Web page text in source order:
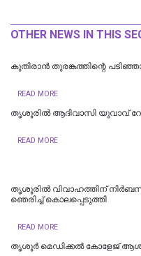
OTHER NEWS IN THIS
കുതിരാൻ തുരങ്കത്തിന്റെ
READ MORE
തൃശൂരിൽ ആദിവാസി യുവാവ്
READ MORE
തൃശൂരിൽ വിവാഹത്തിന്
ഞെരിച്ച് കൊലപ്പെടുത്തി
READ MORE
തൃശൂർ മെഡിക്കൽ കോളേജ്